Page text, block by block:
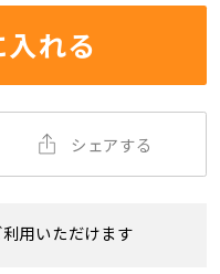
れる
シェアする
用いただけます